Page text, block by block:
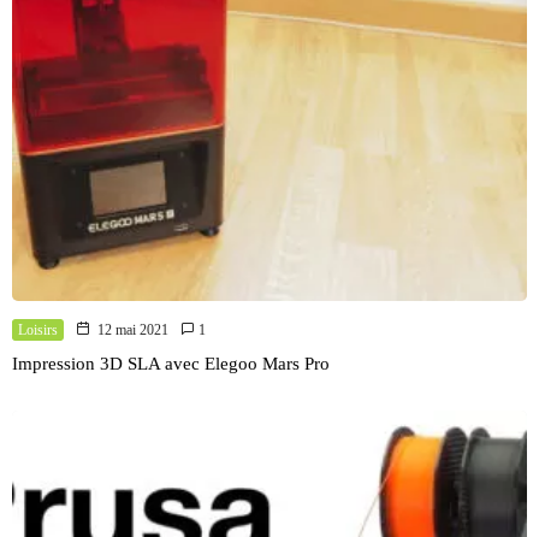
Loisirs 12 mai 2021 1
Impression 3D SLA avec Elegoo Mars Pro